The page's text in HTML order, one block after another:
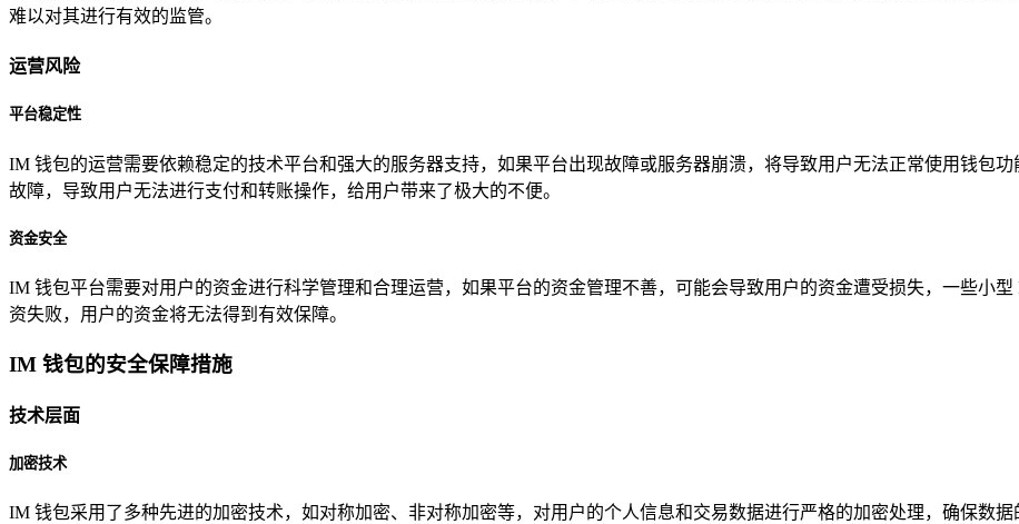
难以对其进行有效的监管。
运营风险
平台稳定性
IM 钱包的运营需要依赖稳定的技术平台和强大的服务器支持，如果平台出现故障或服务器崩溃，将导致用户无法正常使用钱包
故障，导致用户无法进行支付和转账操作，给用户带来了极大的不便。
资金安全
IM 钱包平台需要对用户的资金进行科学管理和合理运营，如果平台的资金管理不善，可能会导致用户的资金遭受损失，一些小
资失败，用户的资金将无法得到有效保障。
IM 钱包的安全保障措施
技术层面
加密技术
IM 钱包采用了多种先进的加密技术，如对称加密、非对称加密等，对用户的个人信息和交易数据进行严格的加密处理，确保数